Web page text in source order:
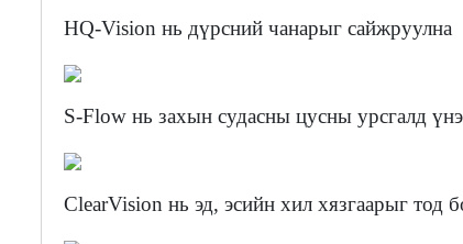
HQ-Vision нь дүрсний чанарыг сайжруулна
S-Flow нь захын судасны цусны урсгалд
ClearVision нь эд, эсийн хил хязгаарыг тод